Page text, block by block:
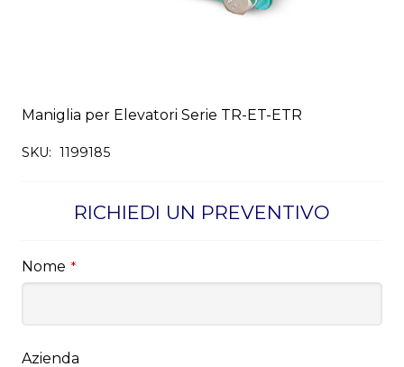
Maniglia per Elevatori Serie TR-ET-ETR
SKU: 1199185
RICHIEDI UN PREVENTIVO
Nome *
Azienda